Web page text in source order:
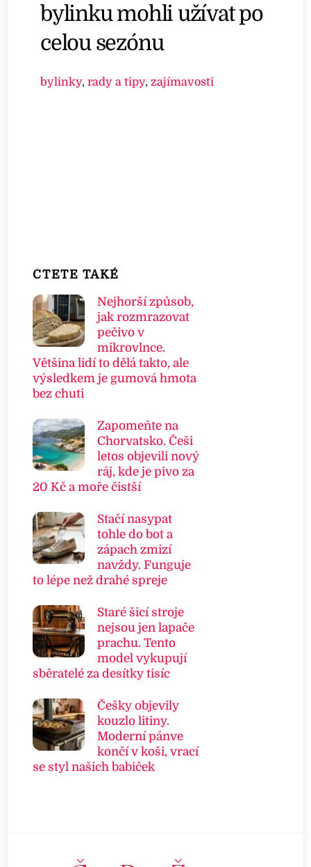
bylinku mohli užívat po
celou sezónu
bylinky,rady a tipy,zajímavosti
ČTETE TAKÉ
Nejhorší způsob,
jak rozmrazovat
pečivo v
mikrovlnce.
Většina lidí to dělá takto, ale
výsledkem je gumová hmota
bez chuti
Zapomeňte na
Chorvatsko. Češi
letos objevili nový
ráj, kde je pivo za
20 Kč a moře čistší
Stačí nasypat
tohle do bot a
zápach zmizí
navždy. Funguje
to lépe než drahé spreje
Staré šicí stroje
nejsou jen lapače
prachu. Tento
model vykupují
sběratelé za desítky tisíc
Češky objevily
kouzlo litiny.
Moderní pánve
končí v koši, vrací
se styl našich babiček